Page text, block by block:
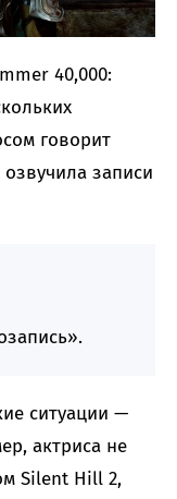
40,000:
говорит
записи
ситуации —
актриса не
Silent Hill 2,